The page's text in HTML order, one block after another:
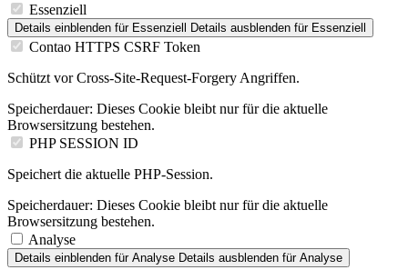
Essenziell
Details einblenden für Essenziell Details ausblenden für Essenziell
Contao HTTPS CSRF Token
Schützt vor Cross-Site-Request-Forgery Angriffen.
Speicherdauer: Dieses Cookie bleibt nur für die aktuelle
Browsersitzung bestehen.
PHP SESSION ID
Speichert die aktuelle PHP-Session.
Speicherdauer: Dieses Cookie bleibt nur für die aktuelle
Browsersitzung bestehen.
Analyse
Details einblenden für Analyse Details ausblenden für Analyse